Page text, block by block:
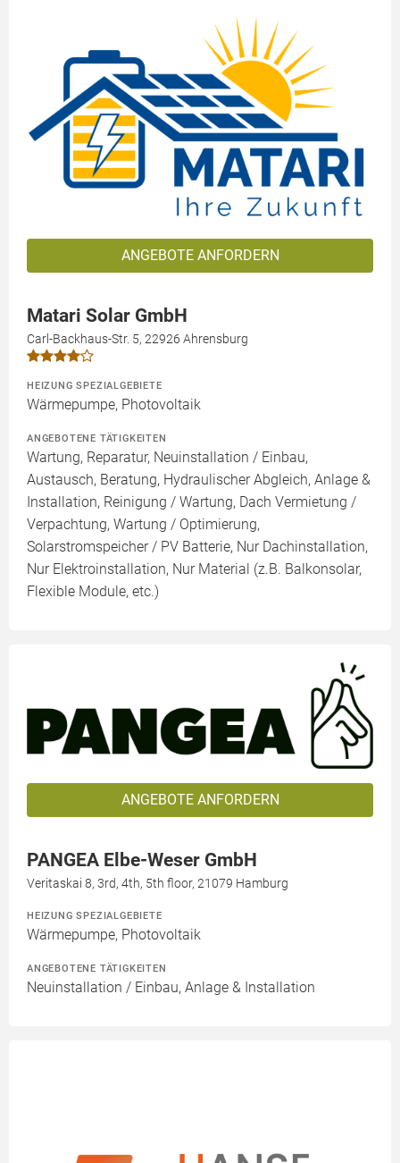
ANGEBOTE ANFORDERN
Matari Solar GmbH
Carl-Backhaus-Str. 5, 22926 Ahrensburg
HEIZUNG SPEZIALGEBIETE
Wärmepumpe, Photovoltaik
ANGEBOTENE TÄTIGKEITEN
Wartung, Reparatur, Neuinstallation / Einbau,
Austausch, Beratung, Hydraulischer Abgleich, Anlage &
Installation, Reinigung / Wartung, Dach Vermietung /
Verpachtung, Wartung / Optimierung,
Solarstromspeicher / PV Batterie, Nur Dachinstallation,
Nur Elektroinstallation, Nur Material (z.B. Balkonsolar,
Flexible Module, etc.)
ANGEBOTE ANFORDERN
PANGEA Elbe-Weser GmbH
Veritaskai 8, 3rd, 4th, 5th floor, 21079 Hamburg
HEIZUNG SPEZIALGEBIETE
Wärmepumpe, Photovoltaik
ANGEBOTENE TÄTIGKEITEN
Neuinstallation / Einbau, Anlage & Installation